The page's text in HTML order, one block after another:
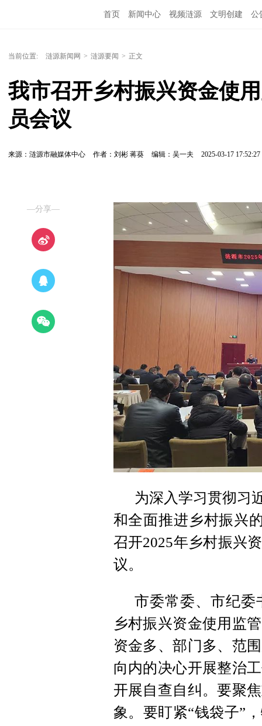
首页 新闻中心 视频涟源 文明创建 公
当前位置: 涟源新闻网 > 涟源要闻 > 正文
我市召开乡村振兴资金使
员会议
来源：涟源市融媒体中心 作者：刘彬 蒋葵 编辑：吴一夫 2025-03-17 17:52:27
—分享—
为深入学习贯彻习
和全面推进乡村振兴
召开2025年乡村振兴
议。
市委常委、市纪委
乡村振兴资金使用监
资金多、部门多、范
向内的决心开展整治
开展自查自纠。要聚
象。要盯紧“钱袋子”